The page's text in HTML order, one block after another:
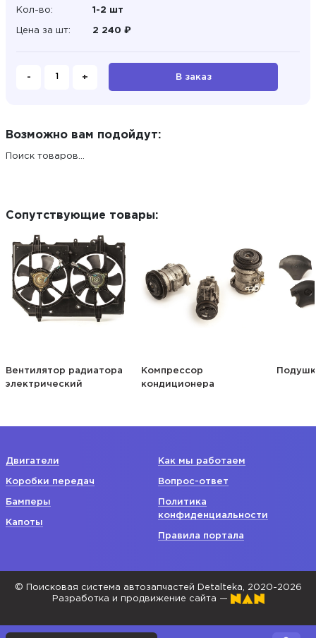
Кол-во: 1-2 шт
Цена за шт: 2 240 ₽
- + В заказ
Возможно вам подойдут:
Поиск товаров...
Сопутствующие товары:
Вентилятор радиатора
электрический
Компрессор
кондиционера
Двигатели
Коробки передач
Бамперы
Капоты
Как мы работаем
Вопрос-ответ
Политика
конфиденциальности
Правила портала
© Поисковая система автозапчастей Detalteka, 2020-2026
Разработка и продвижение сайта —